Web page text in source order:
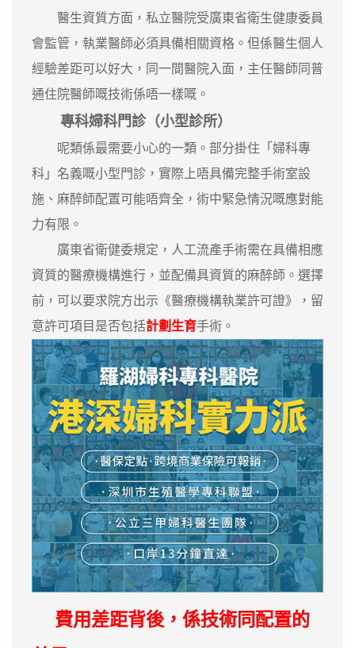
醫生資質方面，私立醫院受廣東省衛生健康委員
會監管，執業醫師必須具備相關資格。但係醫生個人
經驗差距可以好大，同一間醫院入面，主任醫師同普
通住院醫師嘅技術係唔一樣嘅。
專科婦科門診（小型診所）
呢類係最需要小心的一類。部分掛住「婦科專
科」名義嘅小型門診，實際上唔具備完整手術室設
施、麻醉師配置可能唔齊全，術中緊急情況嘅應對能
力有限。
廣東省衛健委規定，人工流產手術需在具備相應
資質的醫療機構進行，並配備具資質的麻醉師。選擇
前，可以要求院方出示《醫療機構執業許可證》，留
意許可項目是否包括計劃生育手術。
費用差距背後，係技術同配置的